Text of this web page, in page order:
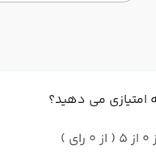
می دهید؟
)